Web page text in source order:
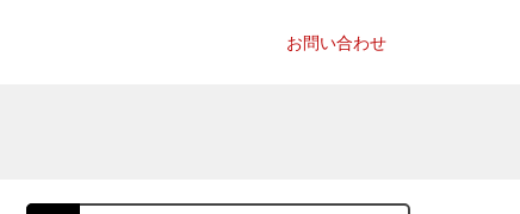
お問い合わせ